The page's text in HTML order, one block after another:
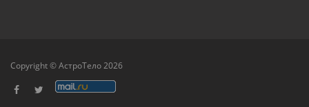
Copyright © АстроТело 2026